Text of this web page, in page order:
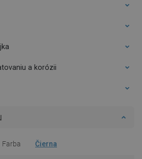
a korózii
Farba Čierna